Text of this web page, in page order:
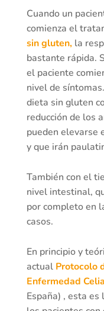
Cuando un
comienza el
sin gluten,la
bastante rápida.
el paciente
nivel de
dieta sin gluten
reducción de los
pueden elevarse
y que irán
También con el
nivel intestinal,
por completo en
casos.
En principio y
actual Protocolo
Enfermedad
España) , esta